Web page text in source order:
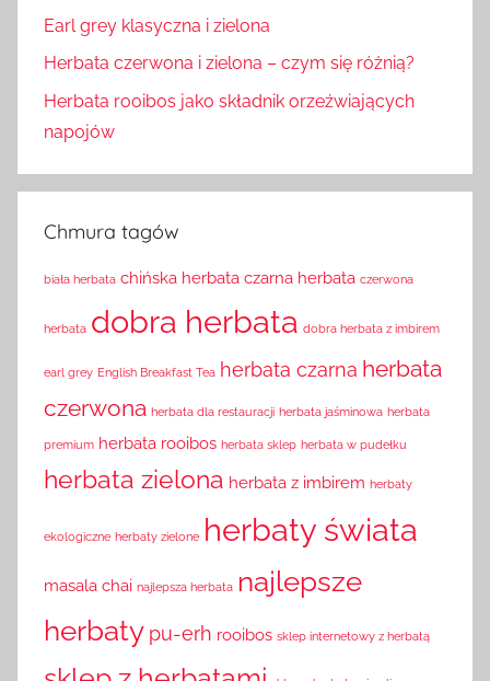
Earl grey klasyczna i zielona
Herbata czerwona i zielona – czym się różnią?
Herbata rooibos jako składnik orzeźwiających
napojów
Chmura tagów
biała herbata chińska herbata czarna herbata czerwona
herbata dobra herbata dobra herbata z imbirem
earl grey English Breakfast Tea herbata czarna herbata
czerwona herbata dla restauracji herbata jaśminowa herbata
premium herbata rooibos herbata sklep herbata w pudełku
herbata zielona herbata z imbirem herbaty
ekologiczne herbaty zielone herbaty świata
masala chai najlepsza herbata najlepsze
herbaty pu-erh rooibos sklep internetowy z herbatą